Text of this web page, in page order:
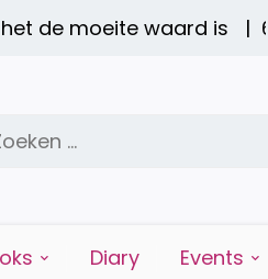
de moeite waard is |6
Diary Events